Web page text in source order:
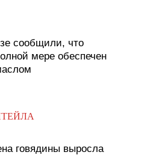
сообщили, что
мере обеспечен
говядины выросла